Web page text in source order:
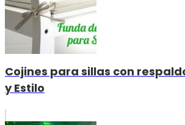
Cojines para sillas con
y Estilo